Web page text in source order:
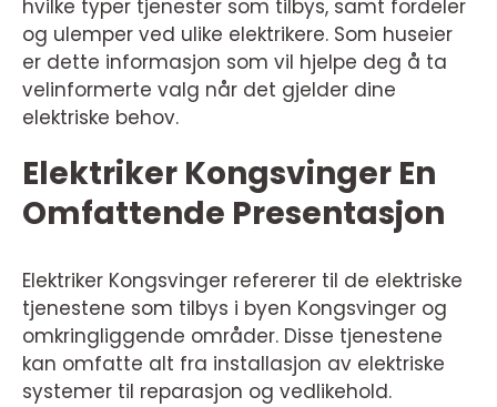
hvilke typer tjenester som tilbys, samt fordeler
og ulemper ved ulike elektrikere. Som huseier
er dette informasjon som vil hjelpe deg å ta
velinformerte valg når det gjelder dine
elektriske behov.
Elektriker Kongsvinger En
Omfattende Presentasjon
Elektriker Kongsvinger refererer til de elektriske
tjenestene som tilbys i byen Kongsvinger og
omkringliggende områder. Disse tjenestene
kan omfatte alt fra installasjon av elektriske
systemer til reparasjon og vedlikehold.